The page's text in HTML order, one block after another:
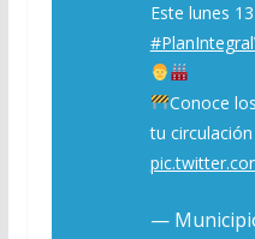
Este lunes
Conoce
tu
—